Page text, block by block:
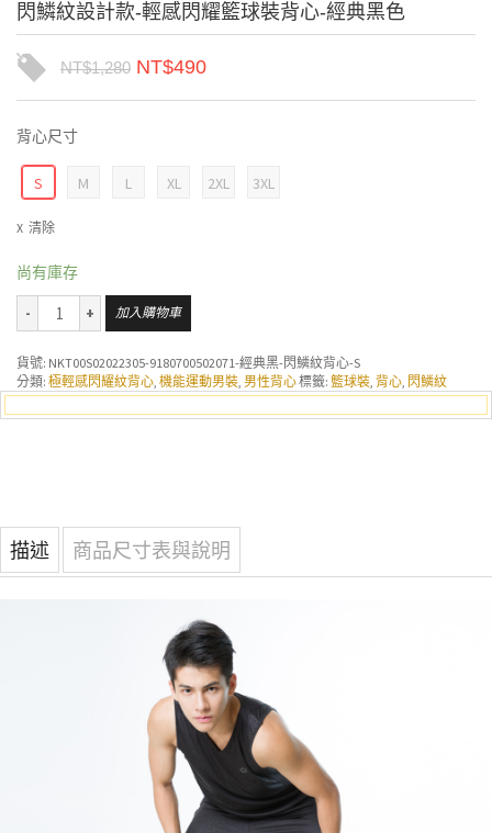
閃鱗紋設計款-輕感閃耀籃球裝背心-經典黑色
NT$1,280 NT$490
背心尺寸
S M L XL 2XL 3XL
清除
尚有庫存
加入購物車
貨號: NKT00S02022305-9180700502071-經典黑-閃鱗紋背心-S
分類: 極輕感閃耀紋背心, 機能運動男裝, 男性背心標籤: 籃球裝, 背心, 閃鱗紋
描述 商品尺寸表與說明